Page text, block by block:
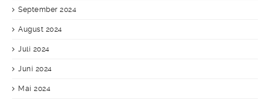
September 2024
August 2024
Juli 2024
Juni 2024
Mai 2024